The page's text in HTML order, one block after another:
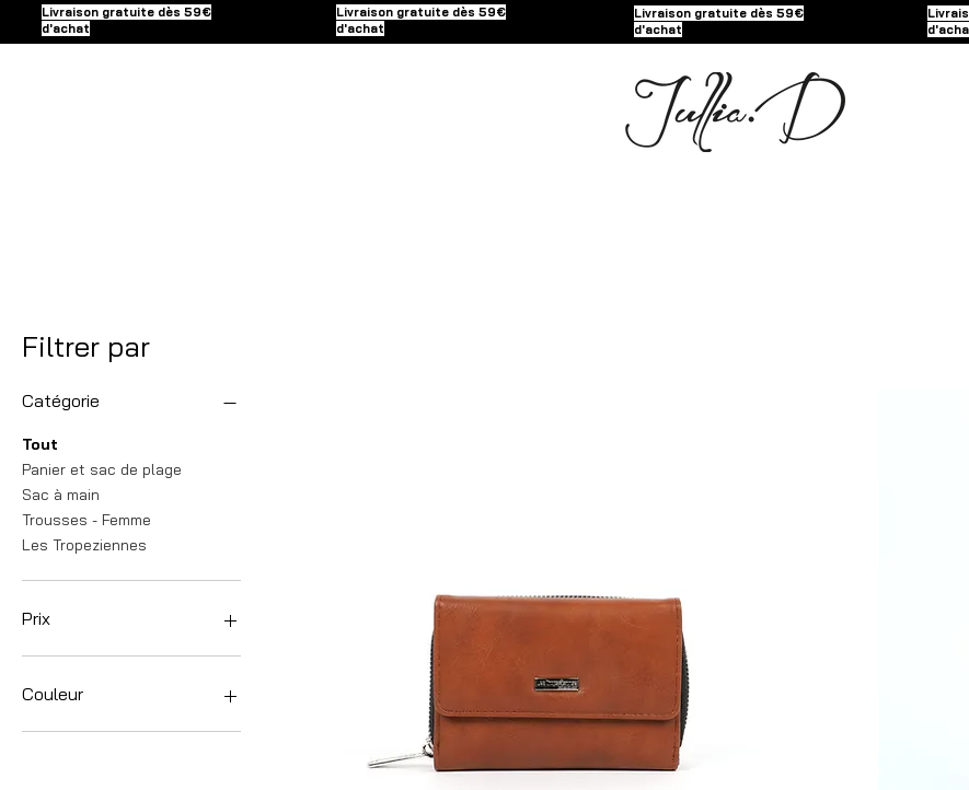
Livraison gratuite dès 59€
d'achat
Livraison gratuite dès 59€
d'achat
Livraison gratuite dès 59€
d'achat
Filtrer par
Catégorie
Tout
Panier et sac de plage
Sac à main
Trousses - Femme
Les Tropeziennes
Prix
Couleur